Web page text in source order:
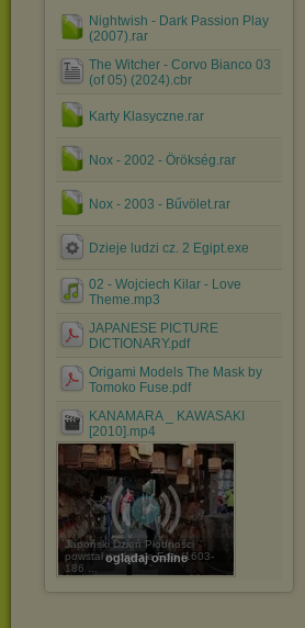
Nightwish - Dark Passion Play
(2007).rar
The Witcher - Corvo Bianco 03
(of 05) (2024).cbr
Karty Klasyczne.rar
Nox - 2002 - Örökség.rar
Nox - 2003 - Bűvölet.rar
Dzieje ludzi cz. 2 Egipt.exe
02 - Wojciech Kilar - Love
Theme.mp3
JAPANESE PICTURE
DICTIONARY.pdf
Origami Models The Mask by
Tomoko Fuse.pdf
KANAMARA _ KAWASAKI
[2010].mp4
oglądaj online
Japoński Dzień Płodności
powstał w okresie Edo (1603-
186 ...